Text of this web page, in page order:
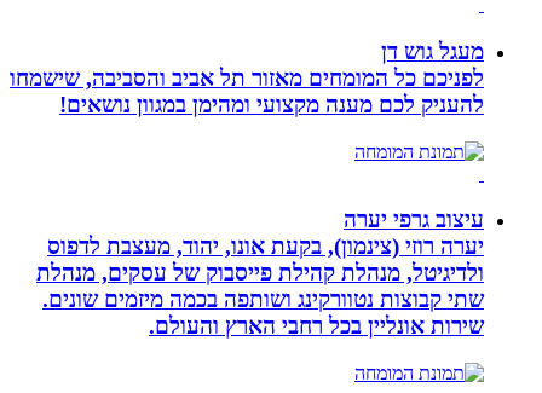
מעגל גוש דן
לפניכם כל המומחים מאזור תל אביב והסביבה, שישמחו
להעניק לכם מענה מקצועי ומהימן במגוון נושאים!
עיצוב גרפי יערה
יערה רוזי (צינמון), בקעת אונו, יהוד, מעצבת לדפוס
ולדיגיטל, מנהלת קהילת פייסבוק של עסקים, מנהלת
שתי קבוצות נטוורקינג ושותפה בכמה מיזמים שונים.
שירות אונליין בכל רחבי הארץ והעולם.